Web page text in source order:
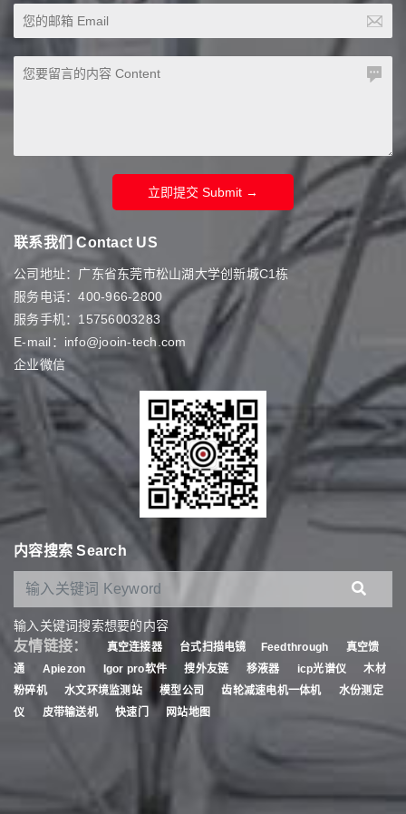
立即提交 Submit →
联系我们 Contact US
公司地址：广东省东莞市松山湖大学创新城C1栋
服务电话：400-966-2800
服务手机：15756003283
E-mail：info@jooin-tech.com
企业微信
内容搜索 Search
输入关键词搜索想要的内容
友情链接： 真空连接器 台式扫描电镜 Feedthrough
真空馈
通
Apiezon Igor pro软件 搜外友链 移液器 icp光谱仪
木材
粉碎机
水文环境监测站 模型公司 齿轮减速电机一体机
水份测定
仪
皮带输送机 快速门 网站地图